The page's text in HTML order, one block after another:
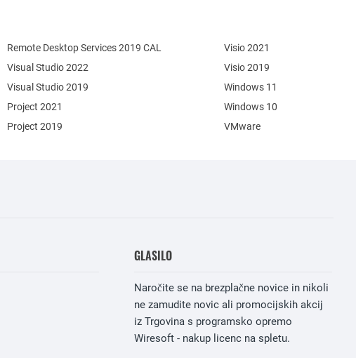
Remote Desktop Services 2019 CAL
Visual Studio 2022
Visual Studio 2019
Project 2021
Project 2019
Visio 2021
Visio 2019
Windows 11
Windows 10
VMware
GLASILO
Naročite se na brezplačne novice in nikoli
ne zamudite novic ali promocijskih akcij
iz Trgovina s programsko opremo
Wiresoft - nakup licenc na spletu.